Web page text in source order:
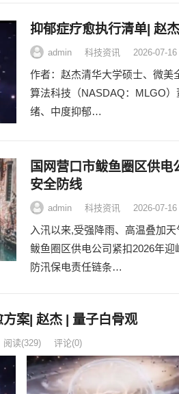
抑郁症疗愈执行清单| 赵
admin 科技资讯 2026-07-16
作者：赵杰清华大学硕士、微美
算法科技（NASDAQ：MLGO
绪、中度抑郁…
国网营口市鲅鱼圈区供
安全防线
admin 科技资讯 2026-07-16
入汛以来,受强降雨、高温叠加
鲅鱼圈区供电公司紧扣2026年
防汛保电责任链条…
案| 赵杰 | 量子白骨观
阅读(329) 评论(0)